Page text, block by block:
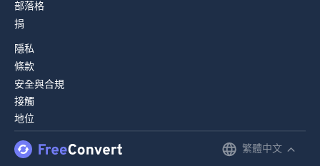
部落格
捐
隱私
條款
安全與合規
接觸
地位
繁體中文